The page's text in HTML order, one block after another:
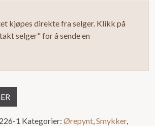
kjøpes direkte fra selger. Klikk på
selger" for å sende en
1 Kategorier: Ørepynt Smykker,